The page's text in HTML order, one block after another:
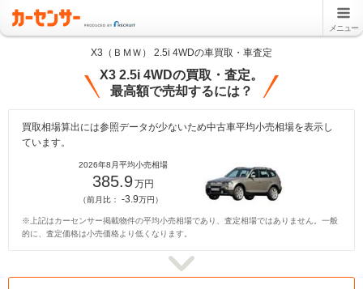
メニュー
X3（ＢＭＷ） 2.5i 4WDの車買取・車査定
X3 2.5i 4WDの買取・査定。
最高額で売却するには？
買取相場算出には参照データが少ないため中古車平均小売相場を表示し
ています。
2026年8月平均小売相場
385.9万円
（前月比： -3.9万円）
※上記はカーセンサー掲載物件の平均小売相場であり、査定相場ではありません。一般
的に、査定価格は小売価格より低くなります。